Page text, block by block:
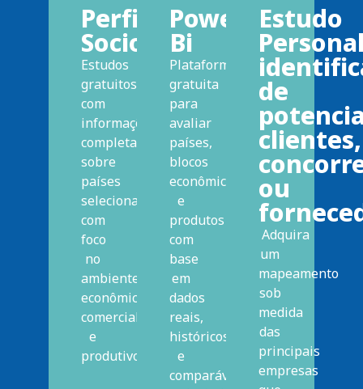
Perfil
Socioeconômico
Estudos
gratuitos
com
informações
completas
sobre
países
selecionados,
com
foco
no
ambiente
econômico,
comercial
e
produtivo.
Power
Bi
Plataforma
gratuita
para
avaliar
países,
blocos
econômicos
e
produtos
com
base
em
dados
reais,
históricos
e
comparáveis,
Estudo
de
clientes,
ou
Adquira
um
mapeamento
sob
medida
das
principais
empresas